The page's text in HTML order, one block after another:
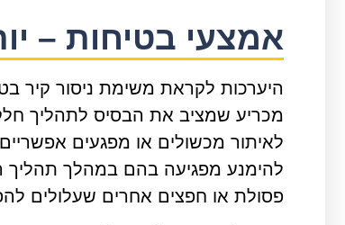
אמצעי בטיחות –
היערכות לקראת משימת ניסור קיר
מכריע שמציב את הבסיס לתהליך
לאיתור מכשולים או מפגעים אפשריים
להימנע מפגיעה בהם במהלך תהליך
פסולת או חפצים אחרים שעלולים